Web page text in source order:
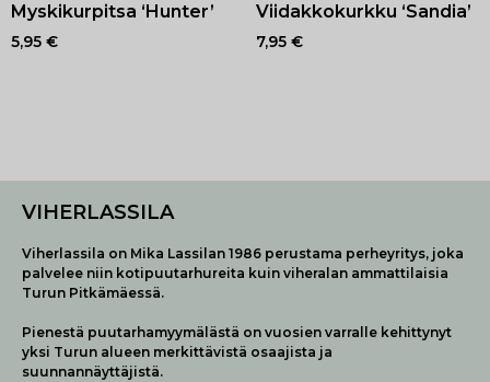
Myskikurpitsa ‘Hunter’
5,95 €
Viidakkokurkku ‘Sandia’
7,95 €
VIHERLASSILA
Viherlassila on Mika Lassilan 1986 perustama perheyritys, joka
palvelee niin kotipuutarhureita kuin viheralan ammattilaisia
Turun Pitkämäessä.
Pienestä puutarhamyymälästä on vuosien varralle kehittynyt
yksi Turun alueen merkittävistä osaajista ja
suunnannäyttäjistä.